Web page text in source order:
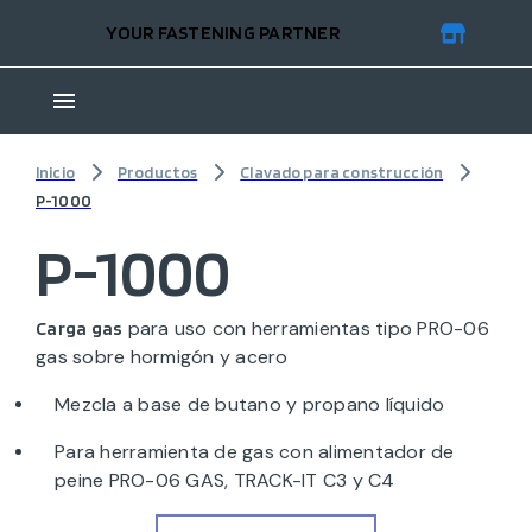
YOUR FASTENING PARTNER
Inicio Productos
Clavado para construcción
P-1000
P-1000
Carga gas para uso con herramientas tipo PRO-06
gas sobre hormigón y acero
Mezcla a base de butano y propano líquido
Para herramienta de gas con alimentador de
peine PRO-06 GAS, TRACK-IT C3 y C4